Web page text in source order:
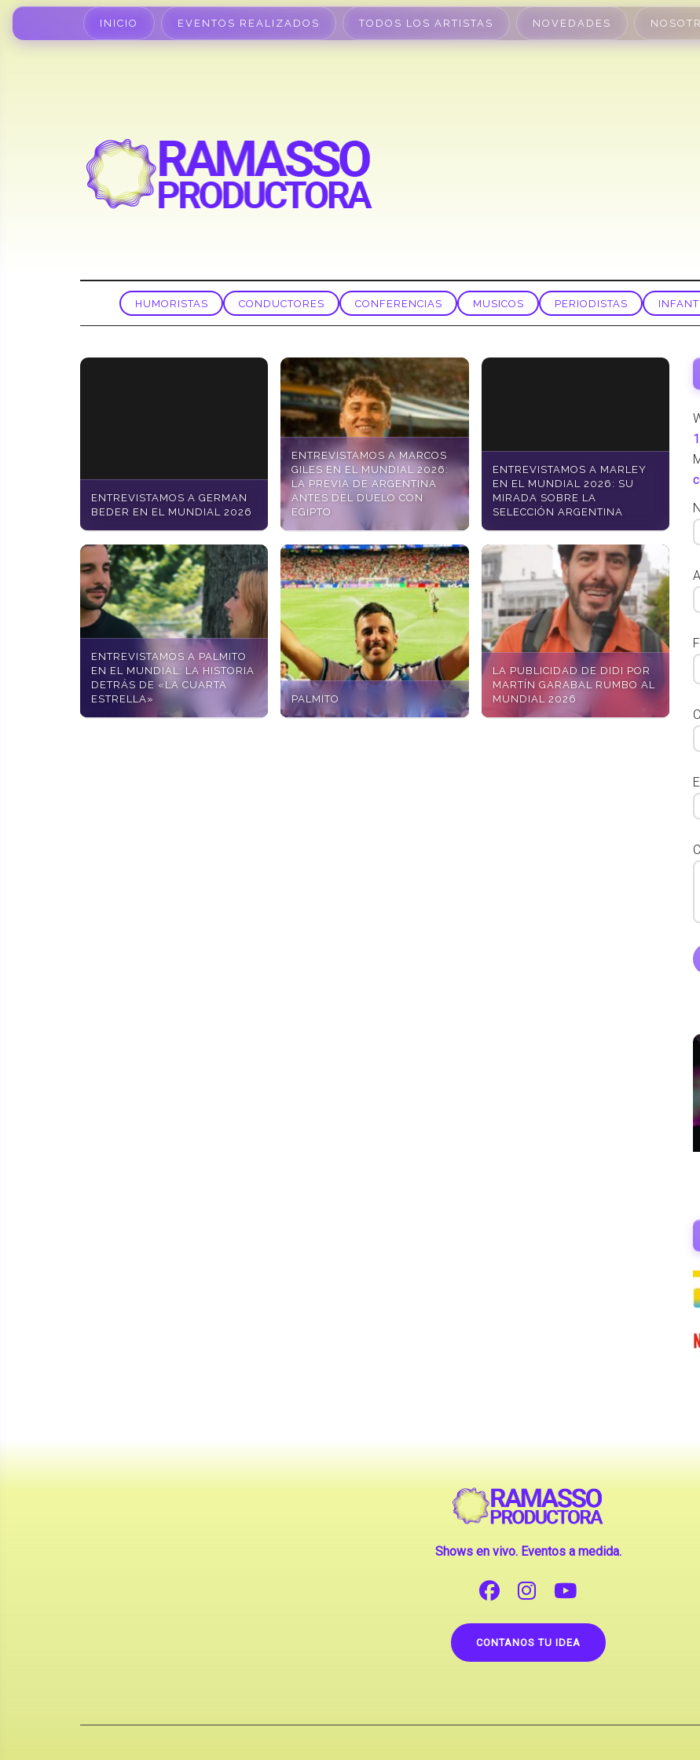
INICIO EVENTOS REALIZADOS TODOS LOS ARTISTAS NOVEDADES
HUMORISTAS CONDUCTORES CONFERENCIAS MUSICOS PERIODISTAS
ENTREVISTAMOS A GERMAN
BEDER EN EL MUNDIAL 2026
ENTREVISTAMOS A MARCOS
GILES EN EL MUNDIAL 2026:
LA PREVIA DE ARGENTINA
ANTES DEL DUELO CON
EGIPTO
ENTREVISTAMOS A MARLEY
EN EL MUNDIAL 2026: SU
MIRADA SOBRE LA
SELECCIÓN ARGENTINA
ENTREVISTAMOS A PALMITO
EN EL MUNDIAL: LA HISTORIA
DETRÁS DE «LA CUARTA
ESTRELLA»
PALMITO
LA PUBLICIDAD DE DIDI POR
MARTÍN GARABAL RUMBO AL
MUNDIAL 2026
Shows en vivo. Eventos a medida.
CONTANOS TU IDEA